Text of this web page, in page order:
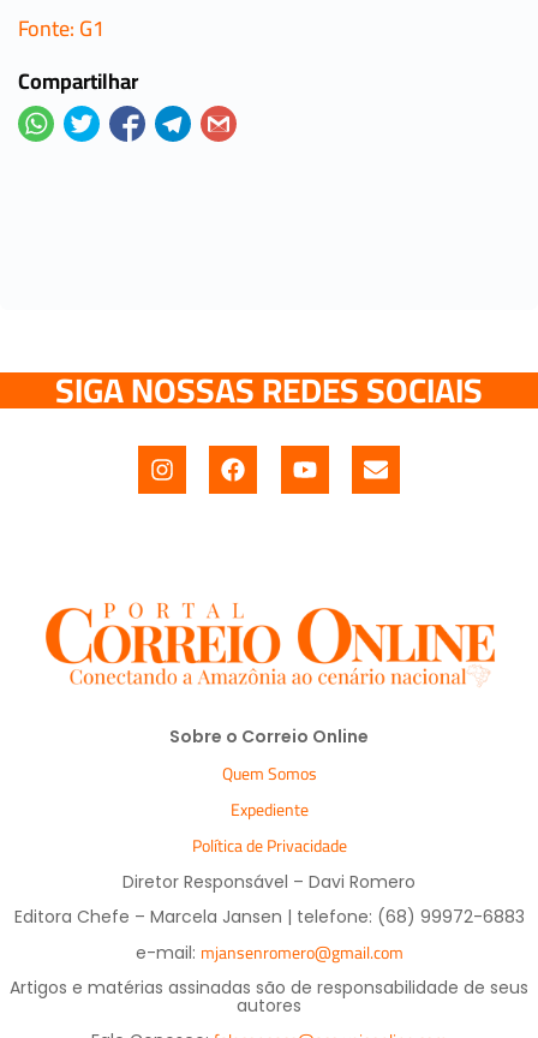
Fonte: G1
Compartilhar
SIGA NOSSAS REDES SOCIAIS
Sobre o Correio Online
Quem Somos
Expediente
Política de Privacidade
Diretor Responsável – Davi Romero
Editora Chefe – Marcela Jansen | telefone: (68) 99972-6883
e-mail: mjansenromero@gmail.com
Artigos e matérias assinadas são de responsabilidade de seus
autores